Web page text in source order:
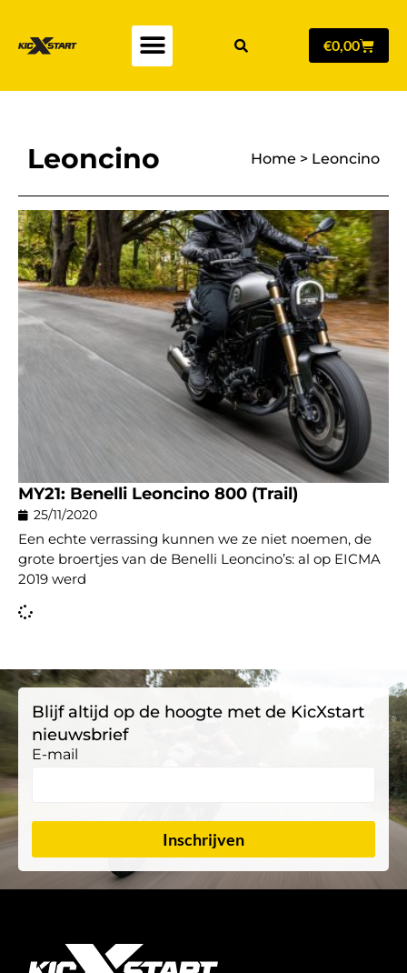
€0,00
Home > Leoncino
Leoncino
MY21: Benelli Leoncino 800 (Trail)
25/11/2020
Een echte verrassing kunnen we ze niet noemen, de
grote broertjes van de Benelli Leoncino’s: al op EICMA
2019 werd
Blijf altijd op de hoogte met de KicXstart
nieuwsbrief
E-mail
Inschrijven